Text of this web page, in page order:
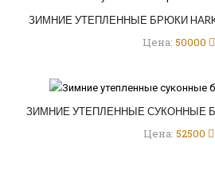
ЗИМНИЕ УТЕПЛЕННЫЕ БРЮКИ
Цена: 50000
ЗИМНИЕ УТЕПЛЕННЫЕ СУКОННЫЕ
Цена: 52500